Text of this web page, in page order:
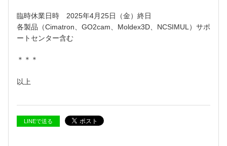
臨時休業日時 2025年4月25日（金）終日
各製品（Cimatron、GO2cam、Moldex3D、NCSIMUL）サポ
ートセンター含む
＊＊＊
以上
LINEで送る